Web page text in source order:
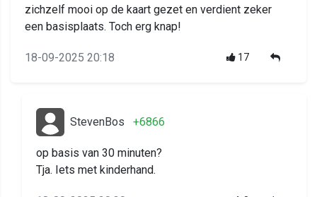
zichzelf mooi op de kaart gezet en verdient zeker
een basisplaats. Toch erg knap!
18-09-2025 20:18 17
StevenBos +6866
op basis van 30 minuten?
Tja. Iets met kinderhand.